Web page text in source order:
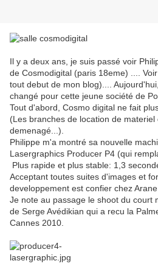
Il y a deux ans, je suis passé voir
de Cosmodigital (paris 18eme) ....
tout debut de mon blog)....
changé pour cette jeune société de
Tout d'abord, Cosmo digital ne fait
(Les branches de location de
demenagé...).
Philippe m'a montré sa nouvelle
Lasergraphics Producer P4 (qui
Plus rapide et plus stable: 1,3
Acceptant toutes suites d'images et
developpement est confier chez Arane
Je note au passage le shoot du court
de Serge Avédikian qui a recu la
Cannes 2010.